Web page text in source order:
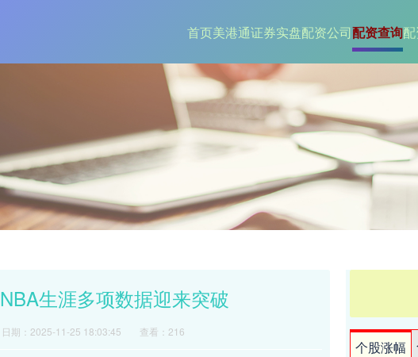
首页美港通证券实盘配资公司配资查询
生涯多项数据迎来突破
日期：2025-11-25 18:03:45 查看：216
个股涨幅